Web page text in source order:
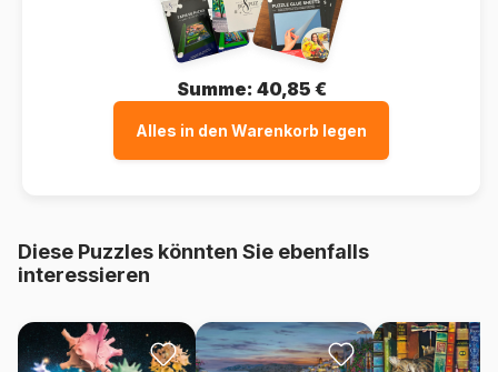
Summe: 40,85 €
Alles in den Warenkorb legen
Diese Puzzles könnten Sie ebenfalls
interessieren